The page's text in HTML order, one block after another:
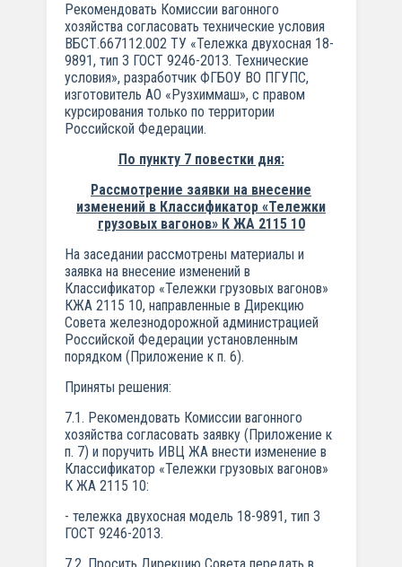
Рекомендовать Комиссии вагонного
хозяйства согласовать технические условия
ВБСТ.667112.002 ТУ «Тележка двухосная 18-
9891, тип 3 ГОСТ 9246-2013. Технические
условия», разработчик ФГБОУ ВО ПГУПС,
изготовитель АО «Рузхиммаш», с правом
курсирования только по территории
Российской Федерации.
По пункту 7 повестки дня:
Рассмотрение заявки на внесение
изменений в Классификатор «Тележки
грузовых вагонов» К ЖА 2115 10
На заседании рассмотрены материалы и
заявка на внесение изменений в
Классификатор «Тележки грузовых вагонов»
КЖА 2115 10, направленные в Дирекцию
Совета железнодорожной администрацией
Российской Федерации установленным
порядком (Приложение к п. 6).
Приняты решения:
7.1. Рекомендовать Комиссии вагонного
хозяйства согласовать заявку (Приложение к
п. 7) и поручить ИВЦ ЖА внести изменение в
Классификатор «Тележки грузовых вагонов»
К ЖА 2115 10:
- тележка двухосная модель 18-9891, тип 3
ГОСТ 9246-2013.